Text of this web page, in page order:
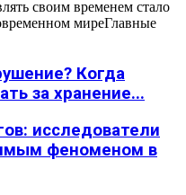
своим временем стало
миреГлавные
Когда
за хранение...
исследователи
феноменом в